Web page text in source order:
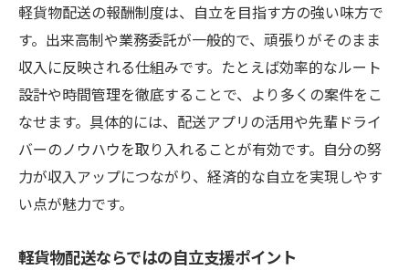
軽貨物配送の報酬制度は、自立を目指す方の強い味方で
す。出来高制や業務委託が一般的で、頑張りがそのまま
収入に反映される仕組みです。たとえば効率的なルート
設計や時間管理を徹底することで、より多くの案件をこ
なせます。具体的には、配送アプリの活用や先輩ドライ
バーのノウハウを取り入れることが有効です。自分の努
力が収入アップにつながり、経済的な自立を実現しやす
い点が魅力です。
軽貨物配送ならではの自立支援ポイント